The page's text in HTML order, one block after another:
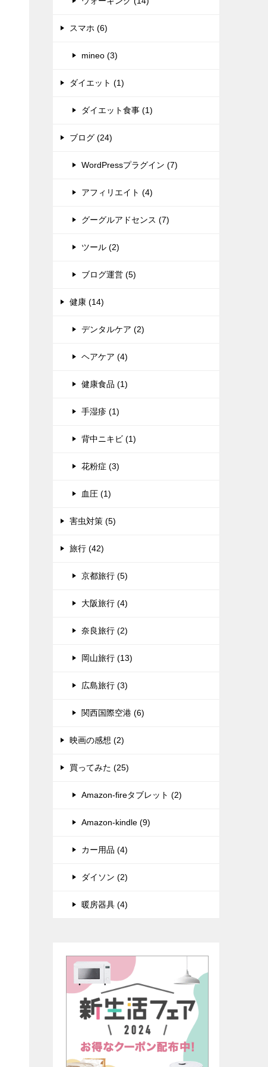
スマホ (6)
mineo (3)
ダイエット (1)
ダイエット食事 (1)
ブログ (24)
WordPressプラグイン (7)
アフィリエイト (4)
グーグルアドセンス (7)
ツール (2)
ブログ運営 (5)
健康 (14)
デンタルケア (2)
ヘアケア (4)
健康食品 (1)
手湿疹 (1)
背中ニキビ (1)
花粉症 (3)
血圧 (1)
害虫対策 (5)
旅行 (42)
京都旅行 (5)
大阪旅行 (4)
奈良旅行 (2)
岡山旅行 (13)
広島旅行 (3)
関西国際空港 (6)
映画の感想 (2)
買ってみた (25)
Amazon-fireタブレット (2)
Amazon-kindle (9)
カー用品 (4)
ダイソン (2)
暖房器具 (4)